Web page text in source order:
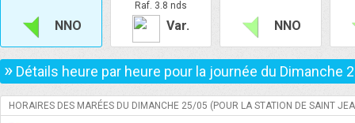
NNO
Raf. 3.8 nds
Var. NNO
» Détails heure par heure pour la journée du Dimanche
HORAIRES DES MARÉES DU DIMANCHE 25/05 (POUR LA STATION DE SAINT